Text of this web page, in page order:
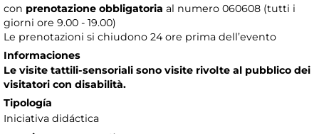
con prenotazione obbligatoria al numero 060608 (tutti i
giorni ore 9.00 - 19.00)
Le prenotazioni si chiudono 24 ore prima dell’evento
Informaciones
Le visite tattili-sensoriali sono visite rivolte al pubblico dei
visitatori con disabilità.
Tipología
Iniciativa didáctica